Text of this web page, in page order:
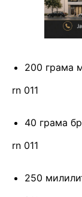
200 грама
rn 011
40 грама
rn 011
250